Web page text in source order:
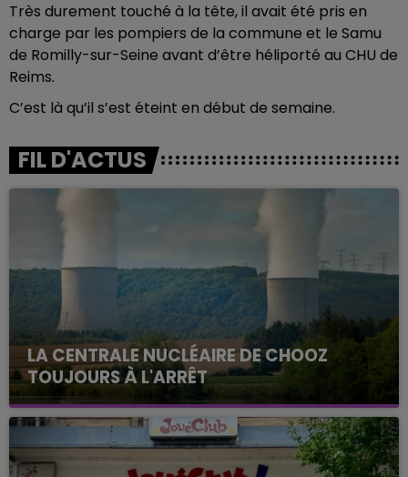
Très durement touché à la tête, il avait été pris en
charge par les pompiers de la commune et le Samu
de Romilly-sur-Seine avant d’être héliporté au CHU de
Reims.
C’est là qu’il s’est éteint en début de semaine.
FIL D'ACTUS
LA CENTRALE NUCLÉAIRE DE CHOOZ
TOUJOURS À L'ARRÊT
Cela fait déjà une semaine que la centrale
nucléaire ardennaise est à l'arrêt. Une situation
justifiée par la sécheresse intense qui est toujours
présente.